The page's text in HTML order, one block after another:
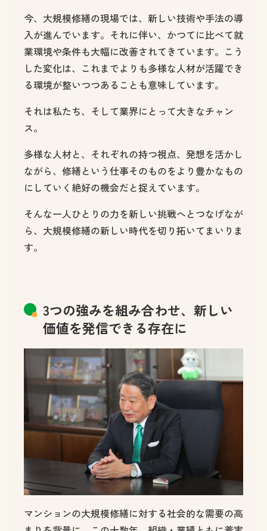
今、大規模修繕の現場では、新しい技術や手法の導
入が進んでいます。それに伴い、かつてに比べて就
業環境や条件も大幅に改善されてきています。こう
した変化は、これまでよりも多様な人材が活躍でき
る環境が整いつつあることも意味しています。
それは私たち、そして業界にとって大きなチャン
ス。
多様な人材と、それぞれの持つ視点、発想を活かし
ながら、修繕という仕事そのものをより豊かなもの
にしていく絶好の機会だと捉えています。
そんな一人ひとりの力を新しい挑戦へとつなげなが
ら、大規模修繕の新しい時代を切り拓いてまいりま
す。
3つの強みを組み合わせ、新しい
価値を発信できる存在に
マンションの大規模修繕に対する社会的な需要の高